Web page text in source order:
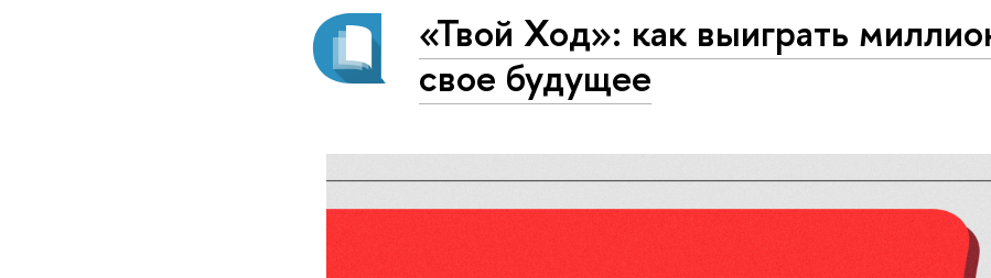
«Твой Ход»: как выиграть
свое будущее